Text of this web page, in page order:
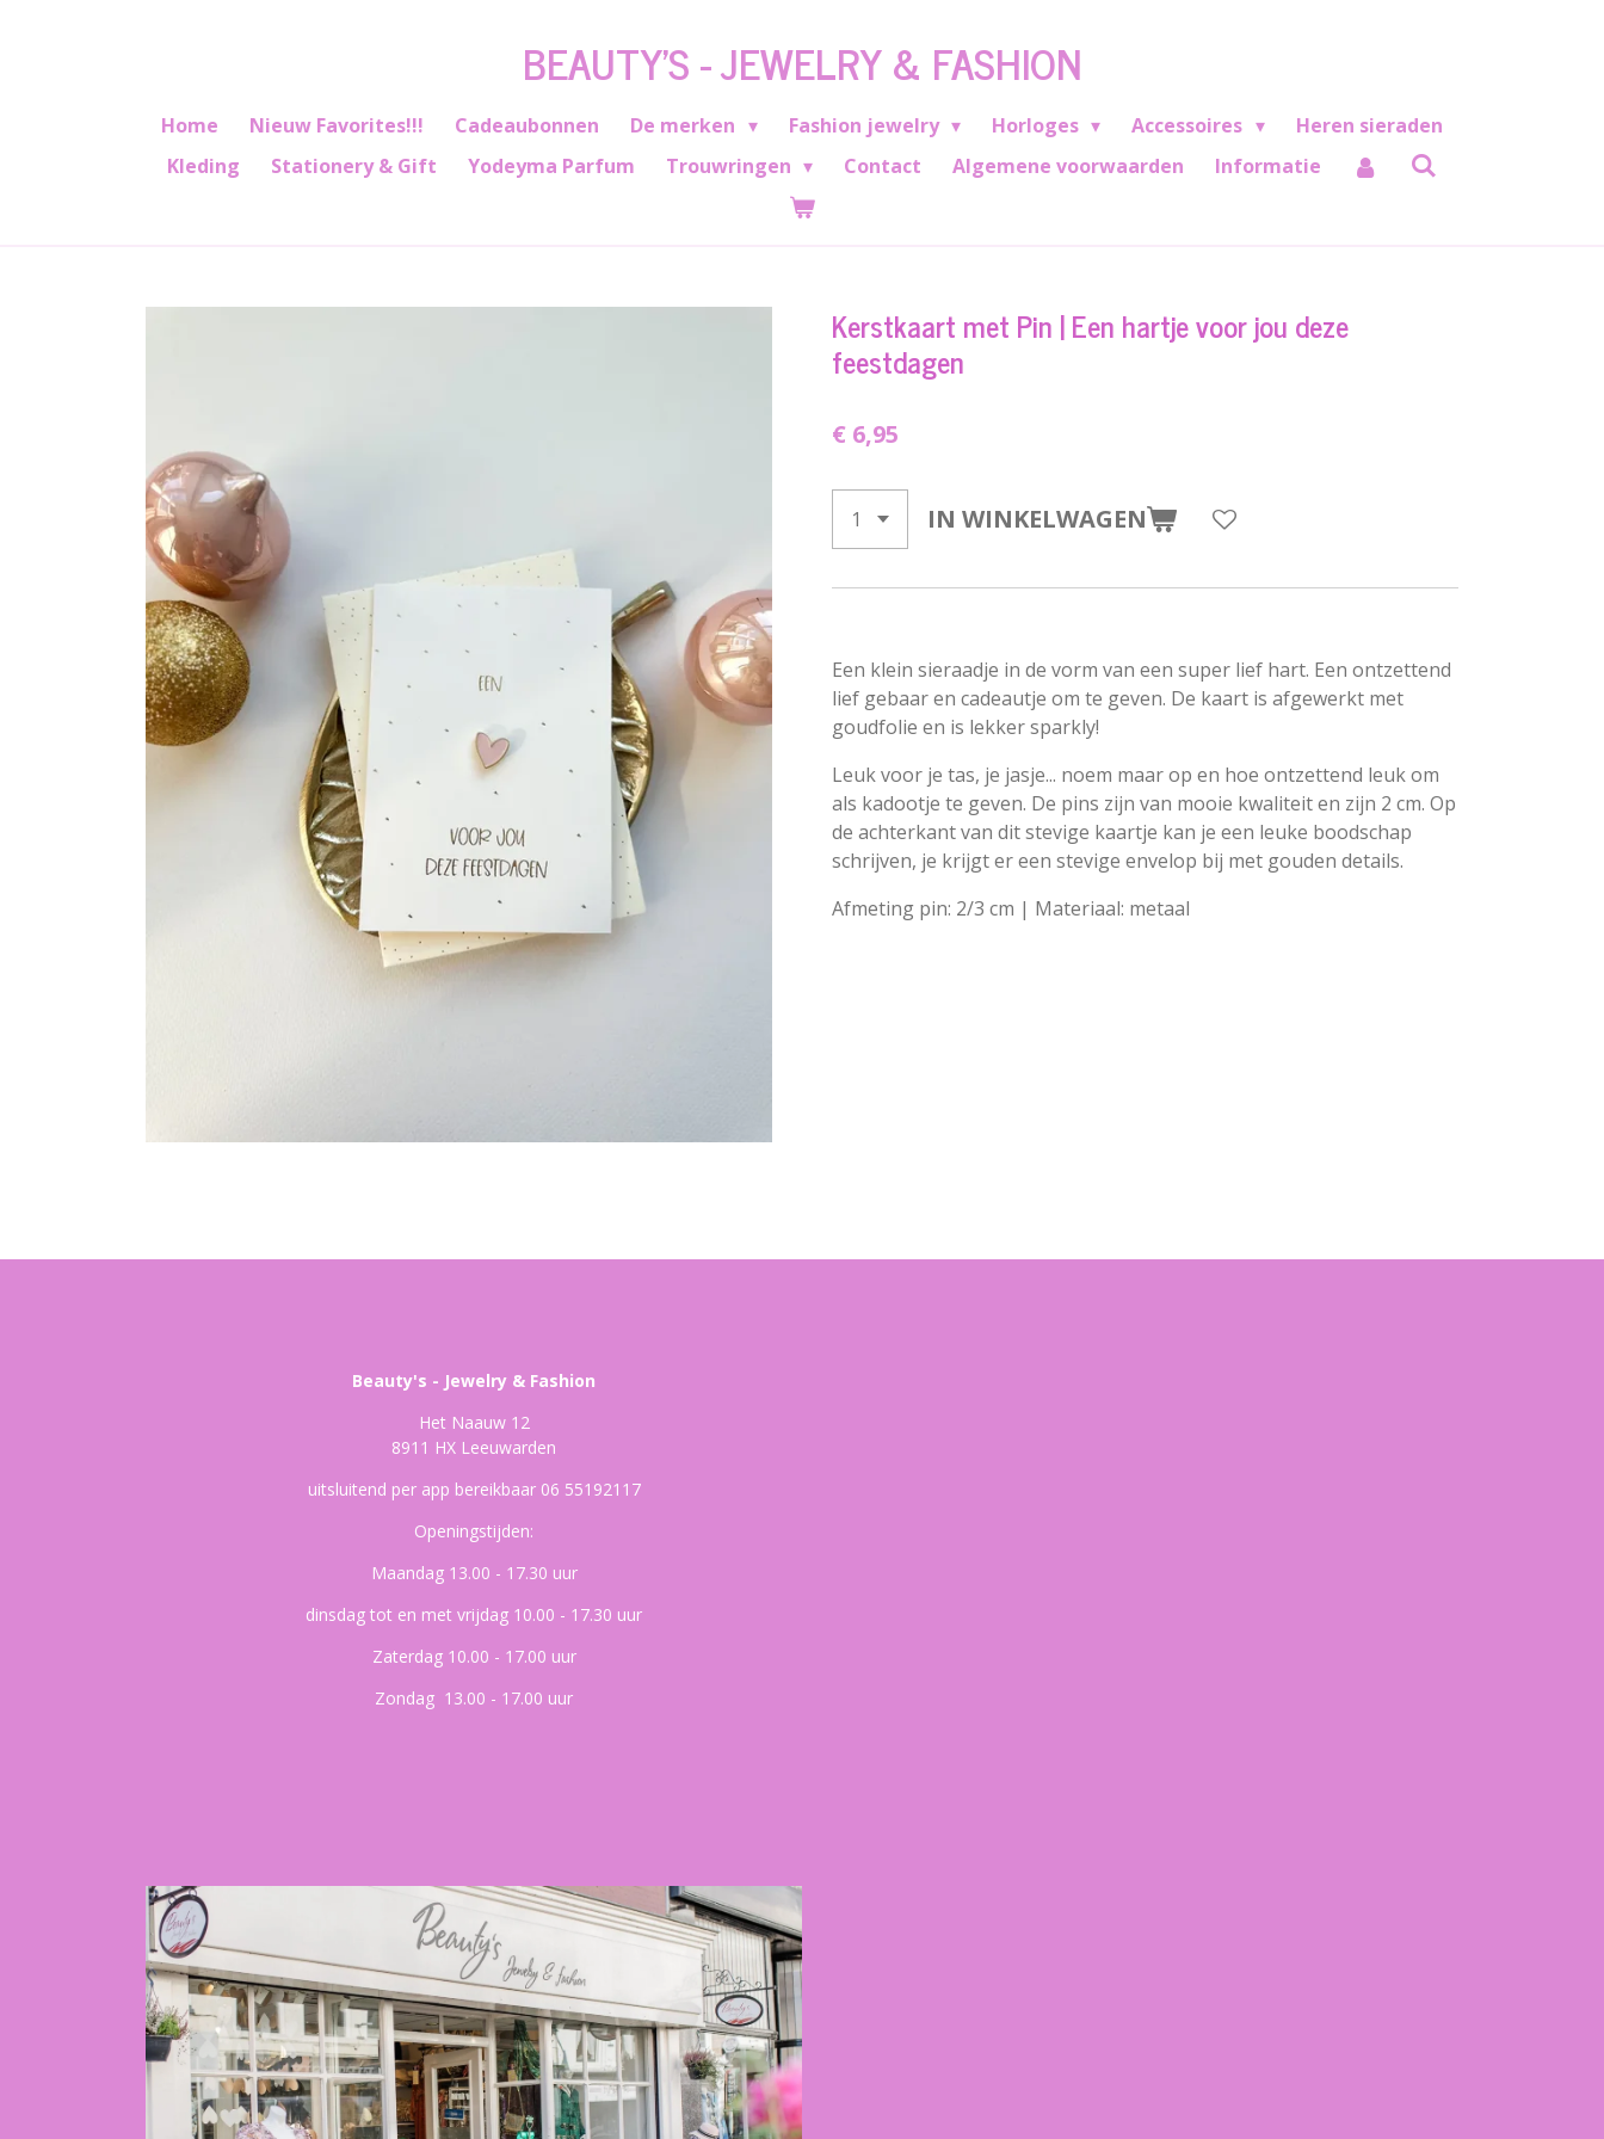
BEAUTY'S - JEWELRY & FASHION
Home Nieuw Favorites!!! Cadeaubonnen De merken Fashion jewelry Horloges Accessoires
Heren sieraden
Kleding
Stationery & Gift Yodeyma Parfum Trouwringen Contact Algemene voorwaarden Informatie
Kerstkaart met Pin | Een hartje voor jou deze
feestdagen
€ 6,95
IN WINKELWAGEN
Een klein sieraadje in de vorm van een super lief hart. Een ontzettend
lief gebaar en cadeautje om te geven. De kaart is afgewerkt met
goudfolie en is lekker sparkly!
Leuk voor je tas, je jasje... noem maar op en hoe ontzettend leuk om
als kadootje te geven. De pins zijn van mooie kwaliteit en zijn 2 cm. Op
de achterkant van dit stevige kaartje kan je een leuke boodschap
schrijven, je krijgt er een stevige envelop bij met gouden details.
Afmeting pin: 2/3 cm | Materiaal: metaal
Beauty's - Jewelry & Fashion
Het Naauw 12
8911 HX Leeuwarden
uitsluitend per app bereikbaar 06 55192117
Openingstijden:
Maandag 13.00 - 17.30 uur
dinsdag tot en met vrijdag 10.00 - 17.30 uur
Zaterdag 10.00 - 17.00 uur
Zondag 13.00 - 17.00 uur